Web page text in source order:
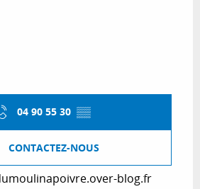
04 90 55 30 ▒▒
CONTACTEZ-NOUS
blog.fr